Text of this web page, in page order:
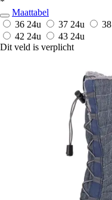
Maattabel
36 24u 37 24u 38
42 24u 43 24u
Dit veld is verplicht